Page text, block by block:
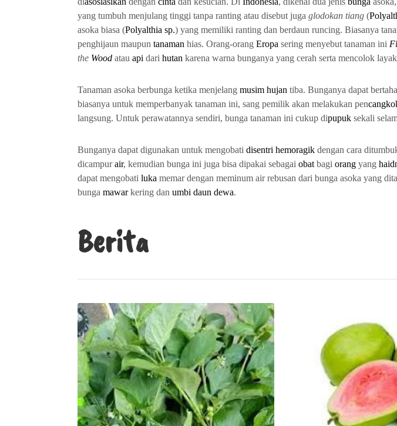
yang tumbuh menjulang tinggi tanpa ranting atau disebut juga glodokan tiang (
asoka biasa (Polyalthia sp.) yang memiliki ranting dan berdaun runcing. Biasanya
penghijaun maupun tanaman hias. Orang-orang Eropa sering menyebut tanaman ini
the Wood atau api dari hutan karena warna bunganya yang cerah serta mencolok
Tanaman asoka berbunga ketika menjelang musim hujan tiba. Bunganya dapat
biasanya untuk memperbanyak tanaman ini, sang pemilik akan melakukan pen
langsung. Untuk perawatannya sendiri, bunga tanaman ini cukup dipupuk sekali
Bunganya dapat digunakan untuk mengobati disentri hemoragik dengan cara
dicampurair, kemudian bunga ini juga bisa dipakai sebagai obat bagi orang yang
dapat mengobati luka memar dengan meminum air rebusan dari bunga asoka yang
bunga mawarkering dan umbi daun dewa.
Berita